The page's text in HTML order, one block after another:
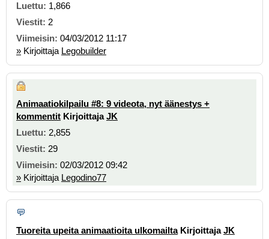
1,866
2
04/03/2012 11:17
» Kirjoittaja Legobuilder
Animaatiokilpailu #8: 9 videota, nyt äänestys +
kommentit KirjoittajaJK
2,855
29
02/03/2012 09:42
» Kirjoittaja Legodino77
Tuoreita upeita animaatioita ulkomailta KirjoittajaJK